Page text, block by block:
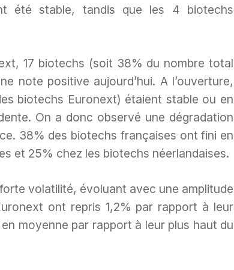
été stable, tandis que les 4 biotechs
17 biotechs (soit 38% du nombre total
note positive aujourd’hui. A l’ouverture,
biotechs Euronext) étaient stable ou en
On a donc observé une dégradation
38% des biotechs françaises ont fini en
et 25% chez les biotechs néerlandaises.
volatilité, évoluant avec une amplitude
ont repris 1,2% par rapport à leur
moyenne par rapport à leur plus haut du